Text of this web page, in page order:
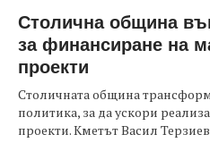
Столична община
за финансиране на
проекти
Столичната община
политика, за да ускори
проекти. Кметът Васил Терзиев